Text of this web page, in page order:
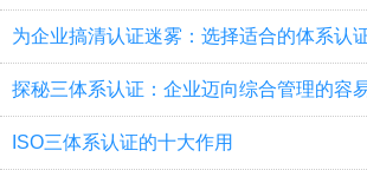
为企业搞清认证迷雾：选择适合的体系认
探秘三体系认证：企业迈向综合管理的容
ISO三体系认证的十大作用